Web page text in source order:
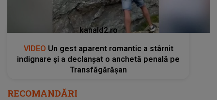
kanald2.ro
VIDEO Un gest aparent romantic a stârnit
indignare și a declanșat o anchetă penală pe
Transfăgărășan
RECOMANDĂRI